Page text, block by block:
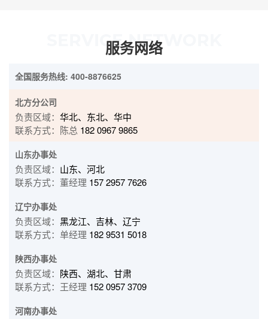
SERVICE NETWORK
服务网络
全国服务热线: 400-8876625
北方分公司
负责区域： 华北、东北、华中
联系方式：陈总 182 0967 9865
山东办事处
负责区域： 山东、河北
联系方式：董经理 157 2957 7626
辽宁办事处
负责区域： 黑龙江、吉林、辽宁
联系方式：单经理 182 9531 5018
陕西办事处
负责区域： 陕西、湖北、甘肃
联系方式：王经理 152 0957 3709
河南办事处